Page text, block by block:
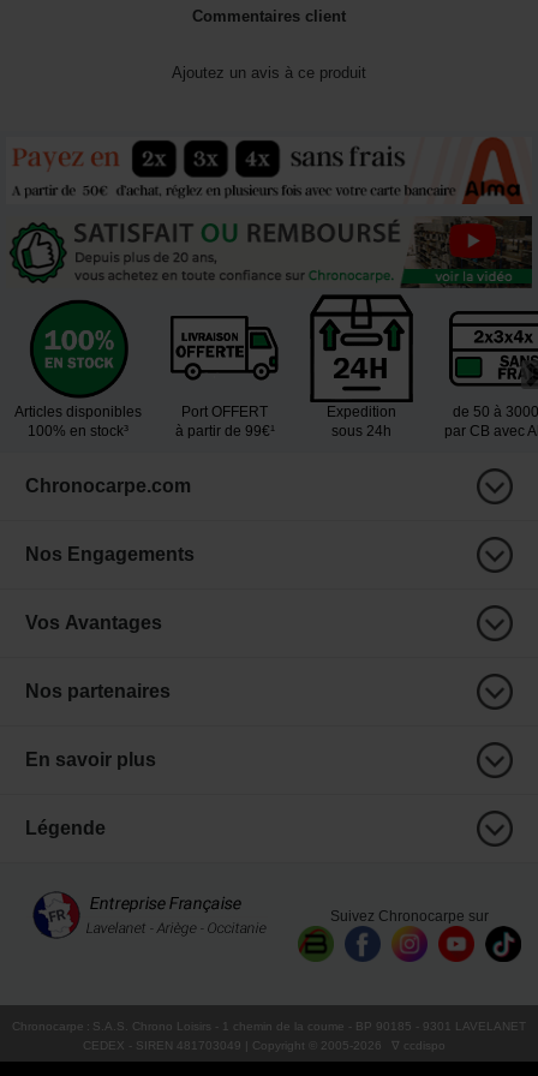
Commentaires client
Ajoutez un avis à ce produit
Articles disponibles
100% en stock³
Port OFFERT
à partir de 99€¹
Expedition
sous 24h
de 50 à
par CB avec
Chronocarpe.com
Nos Engagements
Vos Avantages
Nos partenaires
En savoir plus
Légende
Suivez Chronocarpe sur
Chronocarpe : S.A.S. Chrono Loisirs - 1 chemin de la coume - BP 90185 - 9301 LAVELANET
CEDEX - SIREN 481703049 | Copyright © 2005-2026 ∇ ccdispo